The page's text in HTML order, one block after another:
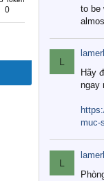
0
to be
L
Hãy
ngay
muc-
L